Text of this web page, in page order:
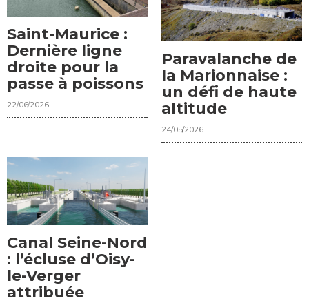
Saint-Maurice :
Dernière ligne
droite pour la
passe à poissons
22/06/2026
Paravalanche de
la Marionnaise :
un défi de haute
altitude
24/05/2026
Canal Seine-Nord
: l’écluse d’Oisy-
le-Verger
attribuée